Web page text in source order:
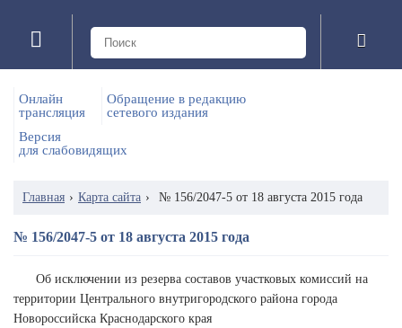
Онлайн
трансляция
Обращение в редакцию
сетевого издания
Версия
для слабовидящих
Главная › Карта сайта › № 156/2047-5 от 18 августа 2015 года
№ 156/2047-5 от 18 августа 2015 года
Об исключении из резерва составов участковых комиссий на
территории Центрального внутригородского района города
Новороссийска Краснодарского края